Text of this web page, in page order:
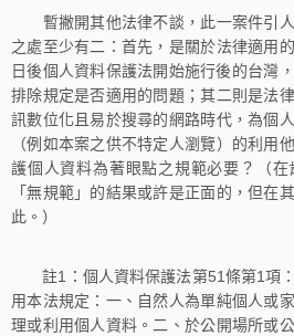
暫撇開其他法律不談，此一案件引人
之處至少有二：首先，是關於法律適用
日後個人資料保護法開始施行後的台灣
排除規定是否適用的問題；其二則是法
訊數位化且易於搜尋的網路時代，為個
（例如本案之供不特定人瀏覽）的利用
護個人資料為著眼點之規範必要？（
「無規範」的結果或許是正面的，但在
此。）
註1：個人資料保護法第51條第1項
用本法規定：一、自然人為單純個人或
理或利用個人資料。二、於公開場所或